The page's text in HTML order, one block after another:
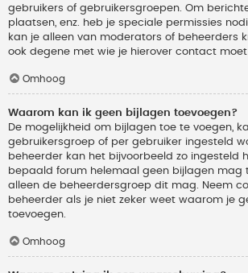
gebruikers of gebruikersgroepen. Om
plaatsen, enz. heb je speciale permissies
kan je alleen van moderators of beheerders
ook degene met wie je hierover contact
Omhoog
Waarom kan ik geen bijlagen toevoegen?
De mogelijkheid om bijlagen toe te voegen,
gebruikersgroep of per gebruiker ingesteld
beheerder kan het bijvoorbeeld zo ingesteld
bepaald forum helemaal geen bijlagen mag
alleen de beheerdersgroep dit mag. Neem
beheerder als je niet zeker weet waarom je
toevoegen.
Omhoog